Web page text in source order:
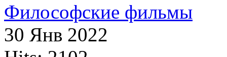
Философские фильмы
30 Янв 2022